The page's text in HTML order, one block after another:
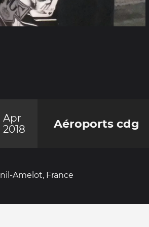
Apr
2018
Aéroports cdg
Amelot, France